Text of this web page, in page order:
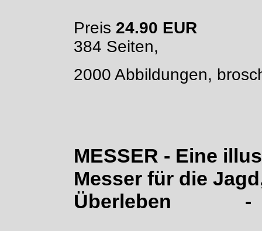
Preis 24.90 EUR
384
2000 Abbildungen,
MESSER - Eine
Messer für die